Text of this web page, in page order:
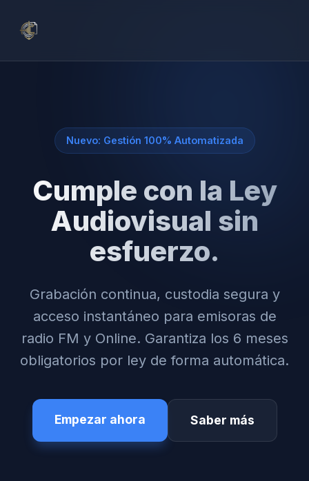
Nuevo: Gestión 100% Automatizada
Cumple con la Ley
Audiovisual sin
esfuerzo.
Grabación continua, custodia segura y
acceso instantáneo para emisoras de
radio FM y Online. Garantiza los 6 meses
obligatorios por ley de forma automática.
Empezar ahora Saber más